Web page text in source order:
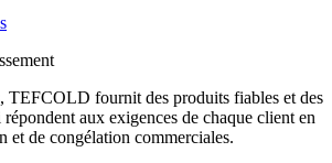
TEFCOLD fournit des produits fiables et des
aux exigences de chaque client en
et de congélation commerciales.